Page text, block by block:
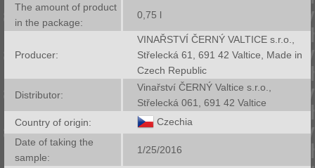
The amount of product
in the package:
0,75 l
Producer:
VINAŘSTVÍ ČERNÝ VALTICE s.r.o.,
Střelecká 61, 691 42 Valtice, Made in
Czech Republic
Distributor:
Vinařství ČERNÝ Valtice s.r.o.,
Střelecká 061, 691 42 Valtice
Country of origin:
Czechia
Date of taking the
sample:
1/25/2016